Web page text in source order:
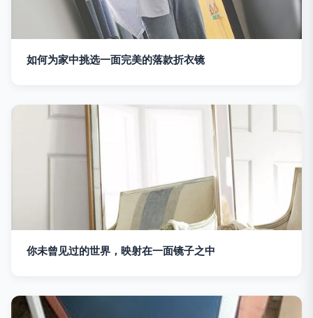
如何为家中挑选一面完美的落款折衣镜
你未曾见过的世界，映射在一面镜子之中